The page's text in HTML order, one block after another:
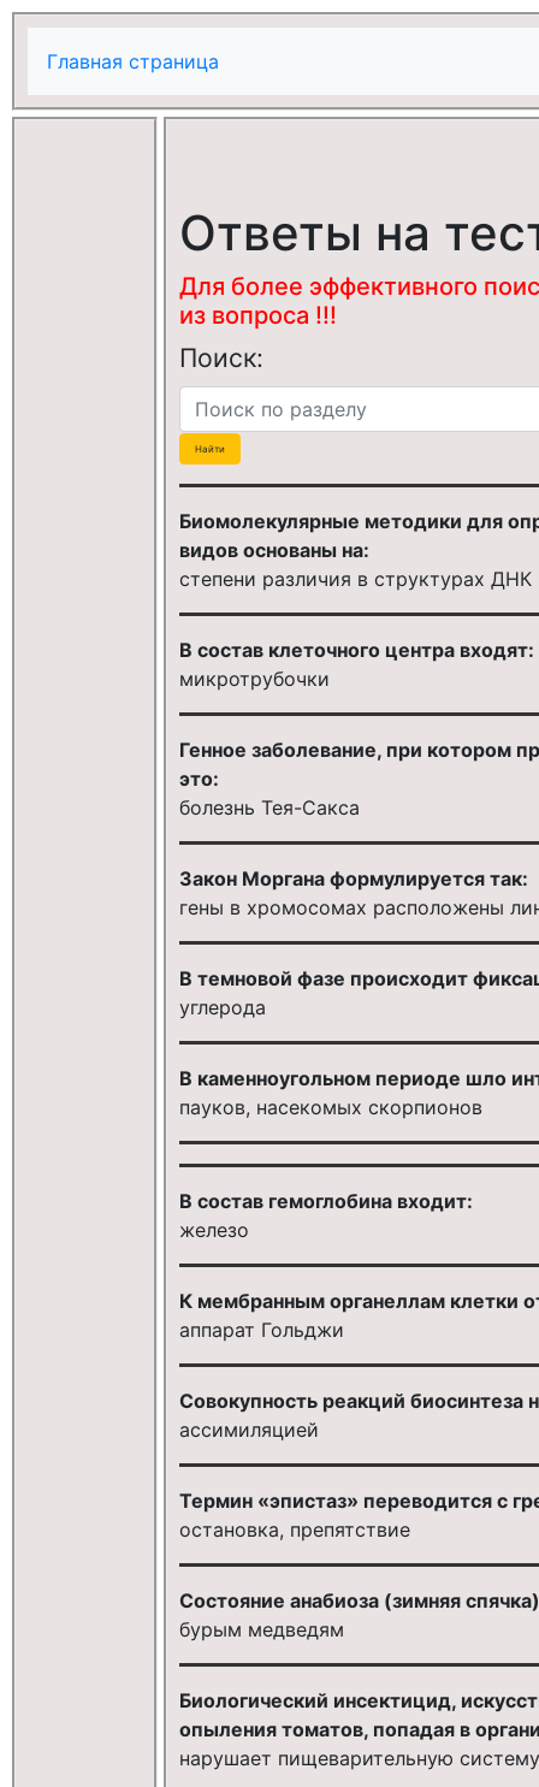
Главная страница
Ответы на
Для более эффективного
из вопроса !!!
Поиск:
Биомолекулярные методики для
видов основаны на:
степени различия в структурах
В состав клеточного центра входят:
микротрубочки
Генное заболевание, при котором
это:
болезнь Тея-Сакса
Закон Моргана формулируется так:
гены в хромосомах расположены
В темновой фазе происходит
углерода
В каменноугольном периоде шло
пауков, насекомых скорпионов
В состав гемоглобина входит:
железо
К мембранным органеллам клетки
аппарат Гольджи
Совокупность реакций биосинтеза
ассимиляцией
Термин «эпистаз» переводится с
остановка, препятствие
Состояние анабиоза (зимняя
бурым медведям
Биологический инсектицид,
опыления томатов, попадая в
нарушает пищеварительную